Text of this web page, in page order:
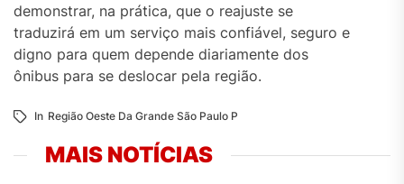
demonstrar, na prática, que o reajuste se
traduzirá em um serviço mais confiável, seguro e
digno para quem depende diariamente dos
ônibus para se deslocar pela região.
In Região Oeste Da Grande São Paulo P
MAIS NOTÍCIAS